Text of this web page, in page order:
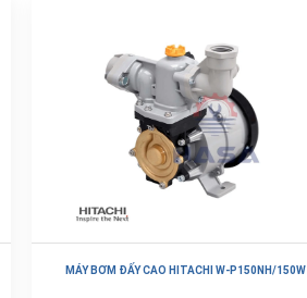
MÁY BƠM ĐẤY CAO HITACHI W-P150NH/150W